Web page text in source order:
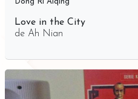
Love in the City
de Ah Nian